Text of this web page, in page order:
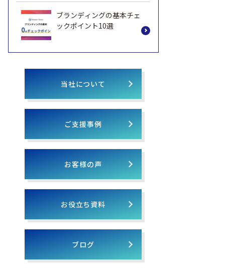
ブランディングの基本チェ
ックポイント10選
当社について
ご支援事例
お客様の声
お役立ち資料
ブログ